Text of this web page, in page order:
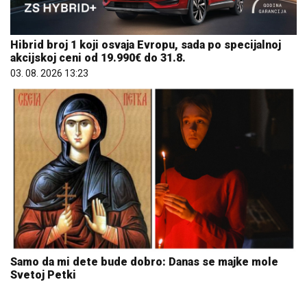
Hibrid broj 1 koji osvaja Evropu, sada po specijalnoj
akcijskoj ceni od 19.990€ do 31.8.
03. 08. 2026 13:23
Samo da mi dete bude dobro: Danas se majke mole
Svetoj Petki